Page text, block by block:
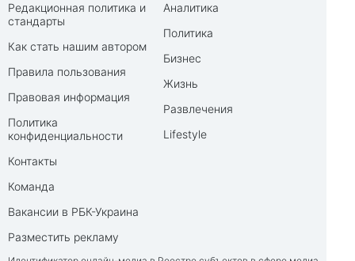
Редакционная политика и
стандарты
Как стать нашим автором
Правила пользования
Правовая информация
Политика
конфиденциальности
Контакты
Команда
Вакансии в РБК-Украина
Разместить рекламу
Аналитика
Политика
Бизнес
Жизнь
Развлечения
Lifestyle